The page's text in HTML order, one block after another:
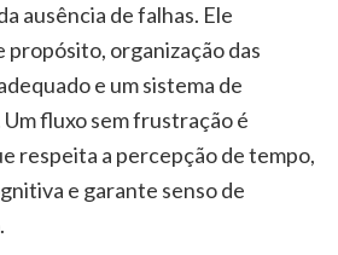
ausência de falhas. Ele
propósito, organização das
e um sistema de
fluxo sem frustração é
respeita a percepção de tempo,
e garante senso de